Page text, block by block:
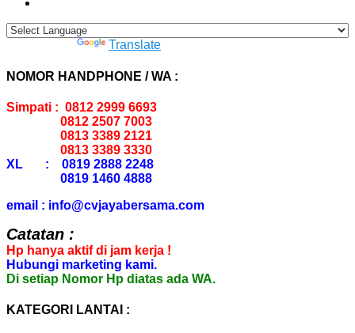
Translate
NOMOR HANDPHONE / WA :
Simpati : 0812 2999 6693
0812 2507 7003
0813 3389 2121
0813 3389 3330
XL : 0819 2888 2248
0819 1460 4888
email : info@cvjayabersama.com
Catatan :
Hp hanya aktif di jam kerja !
Hubungi marketing kami.
Di setiap Nomor Hp diatas ada WA.
KATEGORI LANTAI :